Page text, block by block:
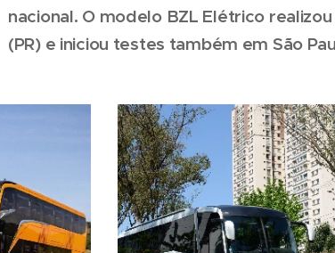
nacional. O modelo BZL Elétrico
(PR) e iniciou testes também em São